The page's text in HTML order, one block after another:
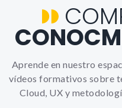
Aprende en nuestro
vídeos formativos sobre
Cloud, UX y